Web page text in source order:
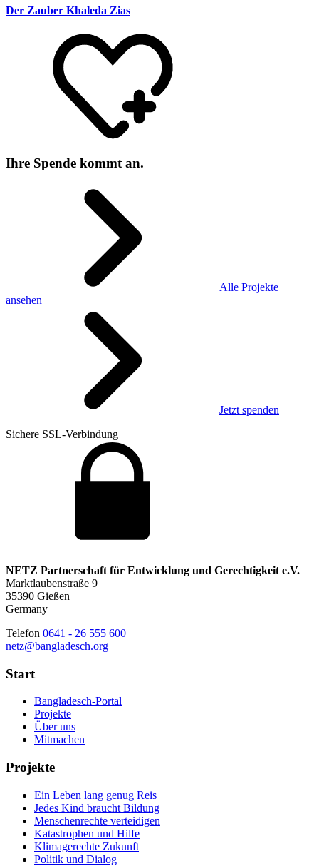
Der Zauber Khaleda Zias
Ihre Spende kommt an.
Alle Projekte
ansehen
Jetzt spenden
Sichere SSL-Verbindung
NETZ Partnerschaft für Entwicklung und Gerechtigkeit e.V.
Marktlaubenstraße 9
35390 Gießen
Germany
Telefon 0641 - 26 555 600
netz@bangladesch.org
Start
Bangladesch-Portal
Projekte
Über uns
Mitmachen
Projekte
Ein Leben lang genug Reis
Jedes Kind braucht Bildung
Menschenrechte verteidigen
Katastrophen und Hilfe
Klimagerechte Zukunft
Politik und Dialog